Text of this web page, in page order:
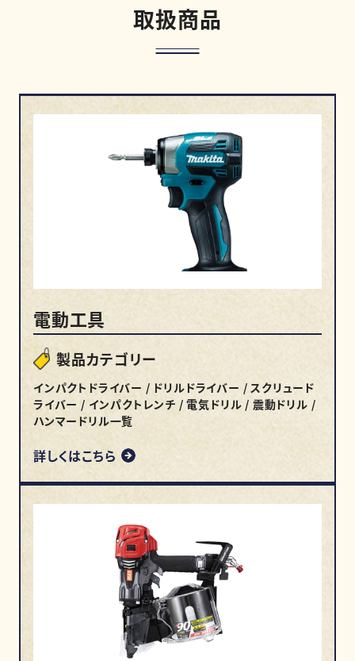
取扱商品
電動工具
製品カテゴリー
インパクトドライバー / ドリルドライバー / スクリュード
ライバー / インパクトレンチ / 電気ドリル / 震動ドリル /
ハンマードリル一覧
詳しくはこちら